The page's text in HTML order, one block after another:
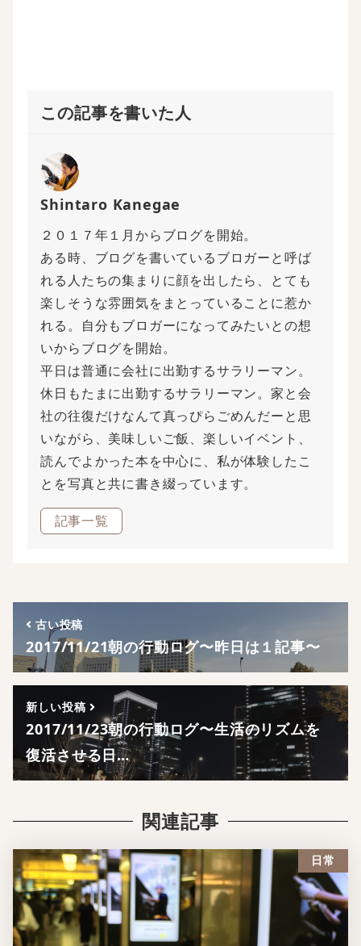
この記事を書いた人
Shintaro Kanegae
２０１７年１月からブログを開始。
ある時、ブログを書いているブロガーと呼ば
れる人たちの集まりに顔を出したら、とても
楽しそうな雰囲気をまとっていることに惹か
れる。自分もブロガーになってみたいとの想
いからブログを開始。
平日は普通に会社に出勤するサラリーマン。
休日もたまに出勤するサラリーマン。家と会
社の往復だけなんて真っぴらごめんだーと思
いながら、美味しいご飯、楽しいイベント、
読んでよかった本を中心に、私が体験したこ
とを写真と共に書き綴っています。
記事一覧
古い投稿
2017/11/21朝の行動ログ〜昨日は１記事〜
新しい投稿
2017/11/23朝の行動ログ〜生活のリズムを
復活させる日…
関連記事
日常